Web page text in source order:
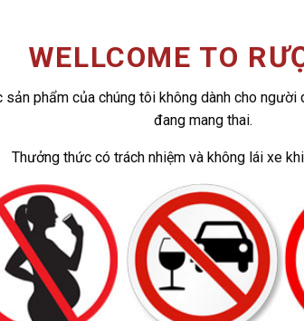
WELLCOME TO
sản phẩm của chúng tôi không dành cho
đang mang thai.
Thưởng thức có trách nhiệm và không lái xe